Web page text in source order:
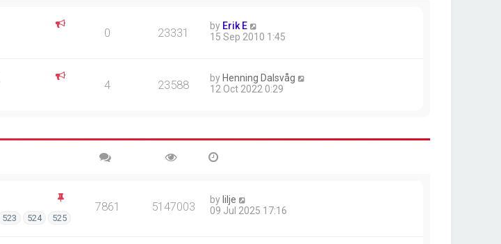
0 23331 by Erik E
15 Sep 2010 1:45
4 23588 by Henning Dalsvåg
12 Oct 2022 0:29
523 524 525
7861 5147003 by lilje
09 Jul 2025 17:16